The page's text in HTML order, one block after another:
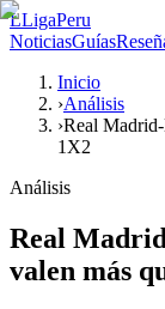
LLigaPeru
NoticiasGuías
Inicio
›Análisis
›Real
1X2
Análisis
Real
valen más